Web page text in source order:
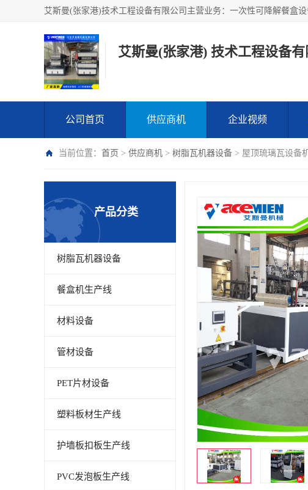
艾斯曼(张家港) 技术工程设备有
公司首页 供应商机 企业视频
当前位置： 首页 > 供应商机 > 树脂瓦机器设备 > 屋顶琉璃瓦设备
产品分类
树脂瓦机器设备
餐盒机生产线
材料设备
管材设备
PET片材设备
塑料板材生产线
护墙板扣板生产线
PVC发泡板生产线